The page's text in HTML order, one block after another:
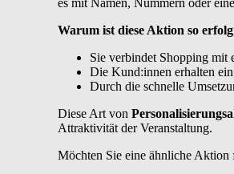
Warum ist diese Aktion so
Sie verbindet Shopping mit
Die Kund:innen erhalten
Durch die schnelle
Diese Art von
Attraktivität der Veranstaltung.
Möchten Sie eine ähnliche Aktion